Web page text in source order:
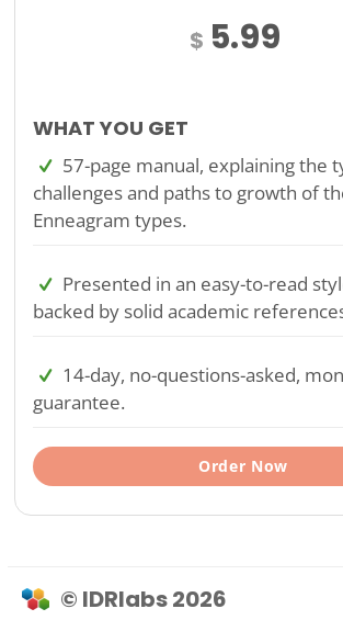
$ 5.99
WHAT YOU GET
57-page manual, explaining the
challenges and paths to growth of
Enneagram types.
Presented in an easy-to-read
backed by solid academic
14-day, no-questions-asked,
guarantee.
Order Now
© IDRlabs 2026